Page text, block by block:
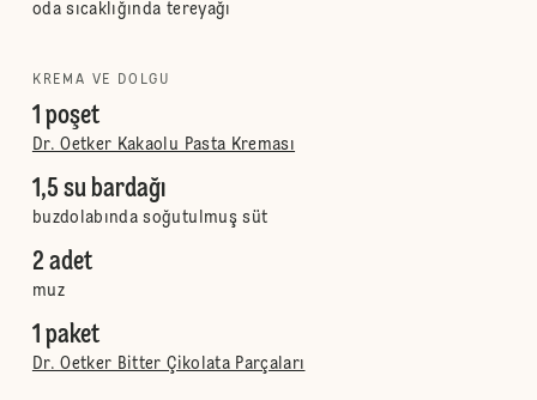
oda sıcaklığında tereyağı
KREMA VE DOLGU
1 poşet
Dr. Oetker Kakaolu Pasta Kreması
1,5 su bardağı
buzdolabında soğutulmuş süt
2 adet
muz
1 paket
Dr. Oetker Bitter Çikolata Parçaları